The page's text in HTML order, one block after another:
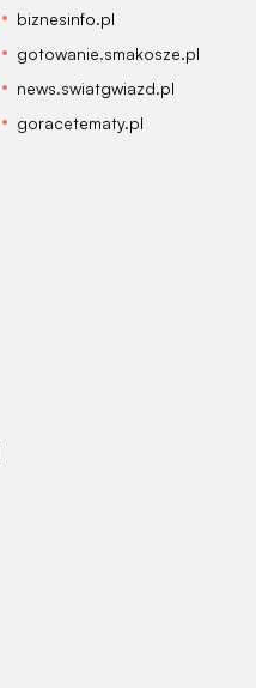
biznesinfo.pl
gotowanie.smakosze.pl
news.swiatgwiazd.pl
goracetematy.pl